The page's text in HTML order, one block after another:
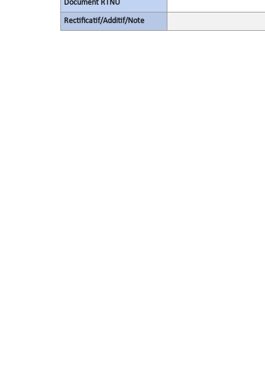
Document RTNU
Rectificatif/Additif/Note